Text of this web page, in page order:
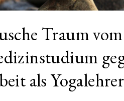
Traum vom
als